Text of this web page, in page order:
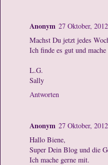
Anonym 27 Oktober,
Machst Du jetzt jedes
Ich finde es gut und
L.G.
Sally
Antworten
Anonym 27 Oktober,
Hallo Biene,
Super Dein Blog und die
Ich mache gerne mit.